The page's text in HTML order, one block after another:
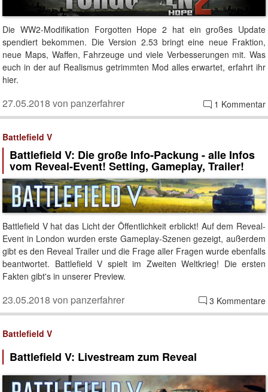
Die WW2-Modifikation Forgotten Hope 2 hat ein großes Update
spendiert bekommen. Die Version 2.53 bringt eine neue Fraktion,
neue Maps, Waffen, Fahrzeuge und viele Verbesserungen mit. Was
euch in der auf Realismus getrimmten Mod alles erwartet, erfahrt ihr
hier.
1 Kommentar
27.05.2018 von panzerfahrer
Battlefield V
Battlefield V: Die große Info-Packung - alle Infos
vom Reveal-Event! Setting, Gameplay, Trailer!
Battlefield V hat das Licht der Öffentlichkeit erblickt! Auf dem Reveal-
Event in London wurden erste Gameplay-Szenen gezeigt, außerdem
gibt es den Reveal Trailer und die Frage aller Fragen wurde ebenfalls
beantwortet. Battlefield V spielt im Zweiten Weltkrieg! Die ersten
Fakten gibt's in unserer Preview.
3 Kommentare
23.05.2018 von panzerfahrer
Battlefield V
Battlefield V: Livestream zum Reveal